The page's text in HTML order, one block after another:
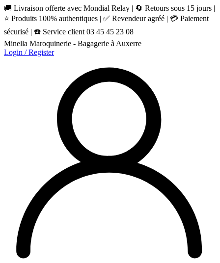
🚚 Livraison offerte avec Mondial Relay | 🔄 Retours sous 15 jours |
⭐ Produits 100% authentiques | ✅ Revendeur agréé | 💳 Paiement
sécurisé | ☎️ Service client 03 45 45 23 08
Minella Maroquinerie - Bagagerie à Auxerre
Login / Register